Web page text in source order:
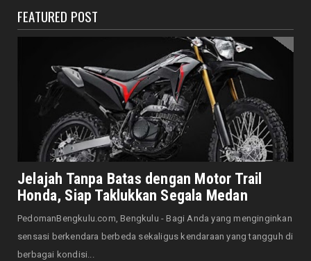
Jaga Kehormatan Simbol Negara, Walikota:
Jangan Pasang Bende...
August 07, 2026
DAERAH
Bersama Forkopimda, Walikota – Wawali
Bagikan 5.000 Bendera ...
August 07, 2026
JELAJAH
Saat Amal Masjid Keliru, Nasib Negeri
Mengharu-biru
August 07, 2026
Honda CUV e: Motor Listrik Canggih, Penuh
FEATURED POST
Jelajah Tanpa Batas dengan Motor Trail
Honda, Siap Taklukkan Segala Medan
PedomanBengkulu.com, Bengkulu - Bagi Anda yang menginginkan
sensasi berkendara berbeda sekaligus kendaraan yang tangguh di
berbagai kondisi...